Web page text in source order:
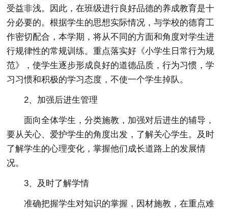
受益非浅。因此，在班级进行良好品德的养成教育是十
分必要的。根据学生的思想实际情况，与学校的德育工
作密切配合，本学期，将从不同的方面和角度对学生进
行规律性的常规训练。重点落实好《小学生日常行为规
范》，使学生逐步形成良好的道德品质，行为习惯，学
习习惯和积极的学习态度，不使一个学生掉队。
2、加强后进生管理
面向全体学生，分类施教，加强对后进生的辅导，
要从关心、爱护学生的角度出发，了解关心学生。及时
了解学生的心理变化，掌握他们成长道路上的发展情
况。
3、及时了解学情
准确把握学生对知识的掌握，因材施教，在重点难